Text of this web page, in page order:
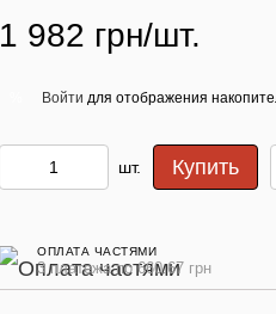
1 982 грн/шт.
Войти для отображения
шт. Купить
ОПЛАТА ЧАСТЯМИ
3 платежа по 660.67 грн